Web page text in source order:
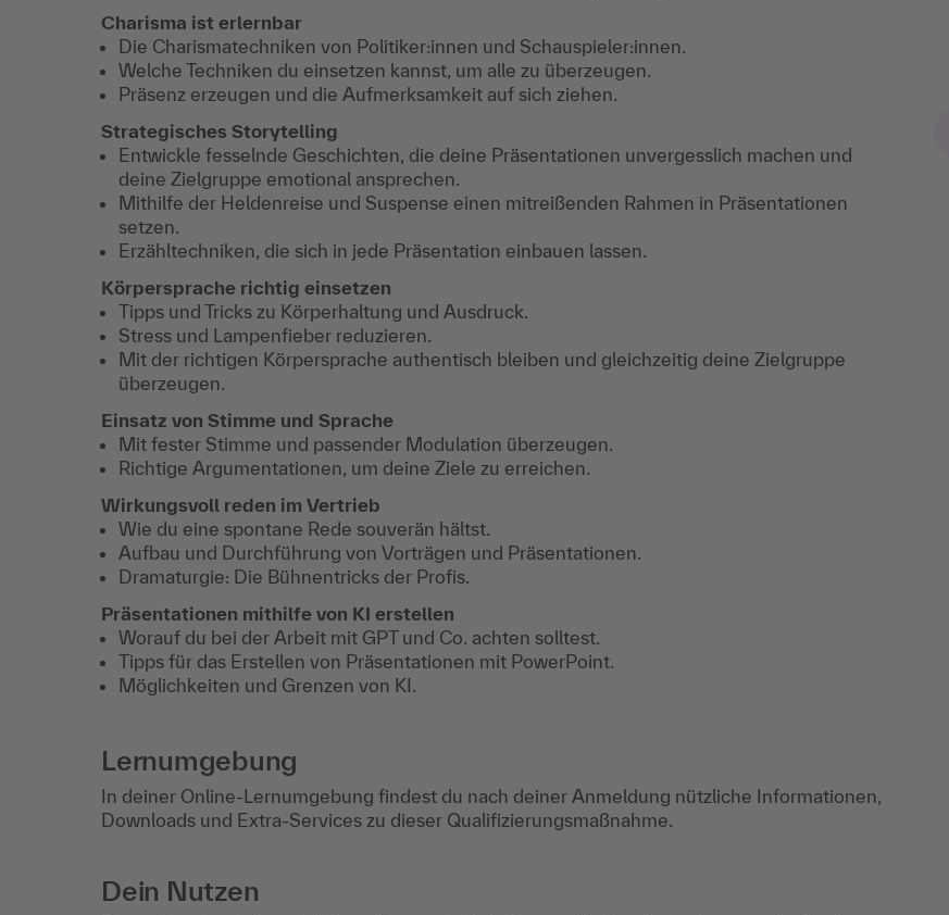
Charisma ist erlernbar
Die Charismatechniken von Politiker:innen und Schauspieler:innen.
Welche Techniken du einsetzen kannst, um alle zu überzeugen.
Präsenz erzeugen und die Aufmerksamkeit auf sich ziehen.
Strategisches Storytelling
Entwickle fesselnde Geschichten, die deine Präsentationen unvergesslich machen und
deine Zielgruppe emotional ansprechen.
Mithilfe der Heldenreise und Suspense einen mitreißenden Rahmen in Präsentationen
setzen.
Erzähltechniken, die sich in jede Präsentation einbauen lassen.
Körpersprache richtig einsetzen
Tipps und Tricks zu Körperhaltung und Ausdruck.
Stress und Lampenfieber reduzieren.
Mit der richtigen Körpersprache authentisch bleiben und gleichzeitig deine Zielgruppe
überzeugen.
Einsatz von Stimme und Sprache
Mit fester Stimme und passender Modulation überzeugen.
Richtige Argumentationen, um deine Ziele zu erreichen.
Wirkungsvoll reden im Vertrieb
Wie du eine spontane Rede souverän hältst.
Aufbau und Durchführung von Vorträgen und Präsentationen.
Dramaturgie: Die Bühnentricks der Profis.
Präsentationen mithilfe von KI erstellen
Worauf du bei der Arbeit mit GPT und Co. achten solltest.
Tipps für das Erstellen von Präsentationen mit PowerPoint.
Möglichkeiten und Grenzen von KI.
Lernumgebung
In deiner Online-Lernumgebung findest du nach deiner Anmeldung nützliche Informationen,
Downloads und Extra-Services zu dieser Qualifizierungsmaßnahme.
Dein Nutzen
Transfer Coaching
Buche 2 Stunden
Trainer. Mehr Infos
€ 390,- Buchen